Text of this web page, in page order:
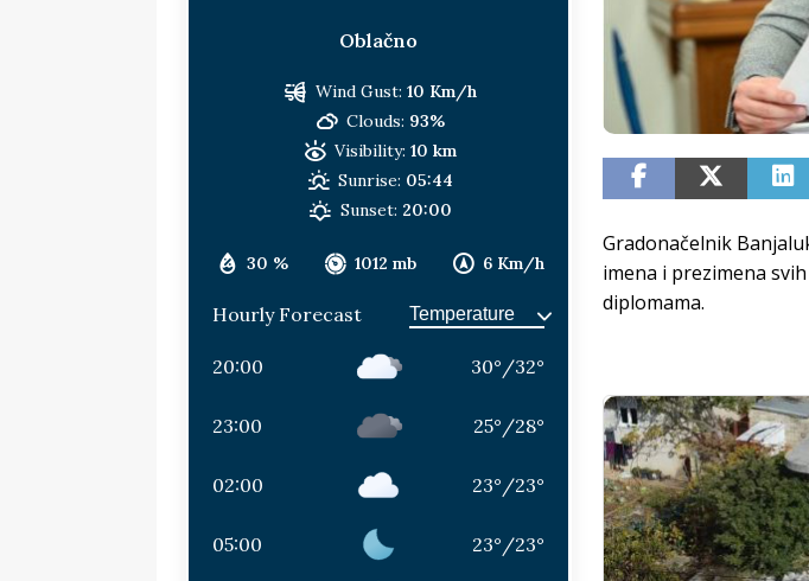
Gradonačelnik
imena i prezimena
diplomama.
Oblačno
30 % 1012 mb 6 Km/h
Wind Gust: 10 Km/h
Clouds: 93%
Visibility: 10 km
Sunrise: 05:44
Sunset: 20:00
Hourly Forecast
20:00 30° /32°
23:00 25° /28°
02:00 23° /23°
05:00 23° /23°